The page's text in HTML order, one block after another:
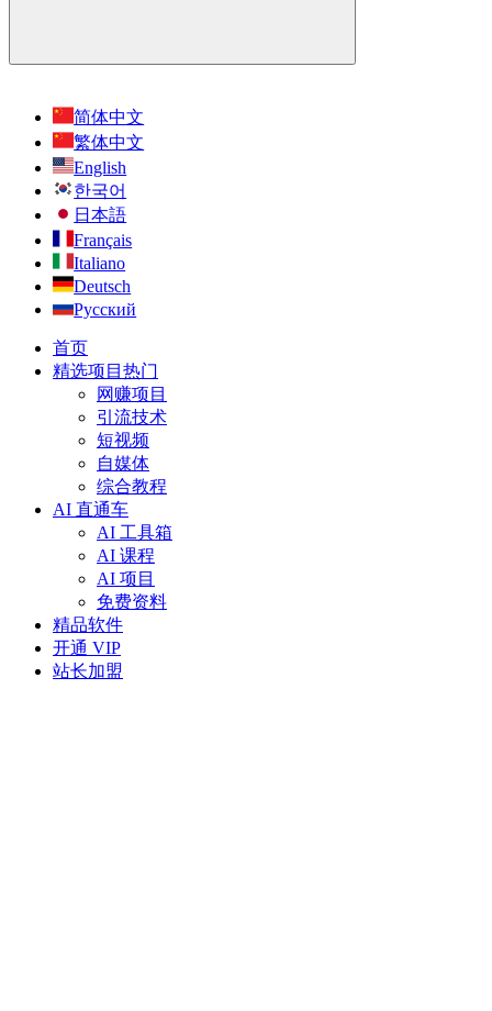
简体中文
繁体中文
English
한국어
日本語
Français
Italiano
Deutsch
Русский
首页
精选项目 热门
网赚项目
引流技术
短视频
自媒体
综合教程
AI 直通车
AI 工具箱
AI 课程
AI 项目
免费资料
精品软件
开通 VIP
站长加盟